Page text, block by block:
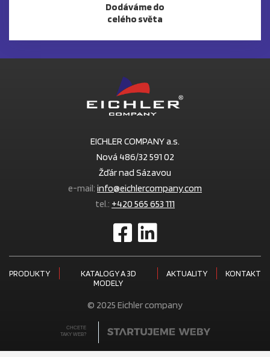
Dodáváme do
celého světa
© 2025 Eichler company
EICHLER COMPANY a.s.
Nová 486/32 591 02
Žďár nad Sázavou
e-mail: info@eichlercompany.com
tel.: +420 565 653 111
PRODUKTY
KATALOGY A 3D
MODELY
AKTUALITY KONTAKT
CHCETE
TAKY WEB?